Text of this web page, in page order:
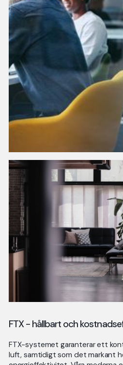
FTX - hållbart och
FTX-systemet garanterar ett
luft, samtidigt som det markant